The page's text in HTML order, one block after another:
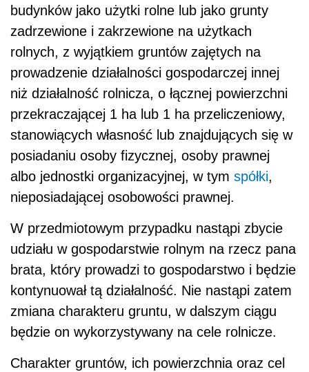
budynków jako użytki rolne lub jako grunty
zadrzewione i zakrzewione na użytkach
rolnych, z wyjątkiem gruntów zajętych na
prowadzenie działalności gospodarczej innej
niż działalność rolnicza, o łącznej powierzchni
przekraczającej 1 ha lub 1 ha przeliczeniowy,
stanowiących własność lub znajdujących się w
posiadaniu osoby fizycznej, osoby prawnej
albo jednostki organizacyjnej, w tym spółki,
nieposiadającej osobowości prawnej.
W przedmiotowym przypadku nastąpi zbycie
udziału w gospodarstwie rolnym na rzecz pana
brata, który prowadzi to gospodarstwo i będzie
kontynuował tą działalność. Nie nastąpi zatem
zmiana charakteru gruntu, w dalszym ciągu
będzie on wykorzystywany na cele rolnicze.
Charakter gruntów, ich powierzchnia oraz cel